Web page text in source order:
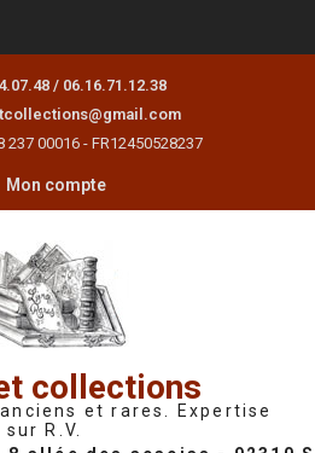
/ 06.16.71.12.38
237 00016 - FR12450528237
Mon compte
collections
et rares. Expertise
sur R.V.